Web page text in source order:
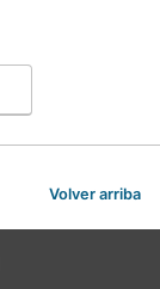
Volver arriba